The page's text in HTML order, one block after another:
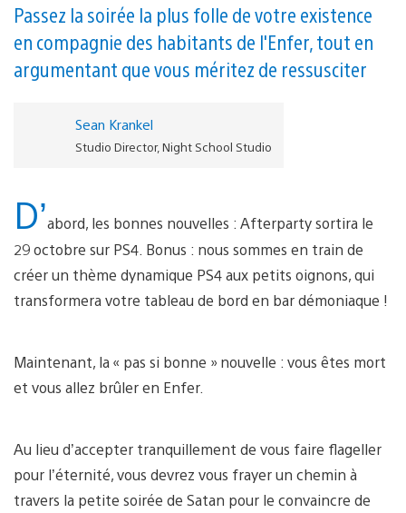
Passez la soirée la plus folle de votre existence
en compagnie des habitants de l'Enfer, tout en
argumentant que vous méritez de ressusciter
Sean Krankel
Studio Director, Night School Studio
D’abord, les bonnes nouvelles : Afterparty sortira le
29 octobre sur PS4. Bonus : nous sommes en train de
créer un thème dynamique PS4 aux petits oignons, qui
transformera votre tableau de bord en bar démoniaque !
Maintenant, la « pas si bonne » nouvelle : vous êtes mort
et vous allez brûler en Enfer.
Au lieu d’accepter tranquillement de vous faire flageller
pour l’éternité, vous devrez vous frayer un chemin à
travers la petite soirée de Satan pour le convaincre de